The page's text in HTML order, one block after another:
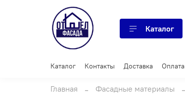
Каталог
Каталог Контакты Доставка Оплата
Главная Фасадные материалы